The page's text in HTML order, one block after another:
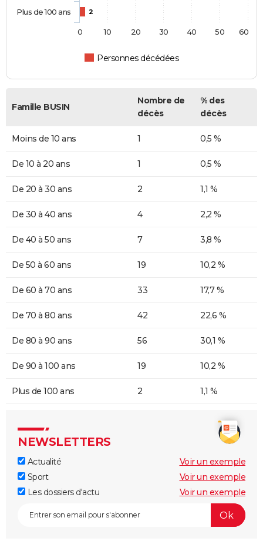
2
Personnes décédées
Plus de 100 ans
0 10 20 30 40 50 60
Famille BUSIN
Nombre de
décès
% des
décès
Moins de 10 ans 1 0,5 %
De 10 à 20 ans 1 0,5 %
De 20 à 30 ans 2 1,1 %
De 30 à 40 ans 4 2,2 %
De 40 à 50 ans 7 3,8 %
De 50 à 60 ans 19 10,2 %
De 60 à 70 ans 33 17,7 %
De 70 à 80 ans 42 22,6 %
De 80 à 90 ans 56 30,1 %
De 90 à 100 ans 19 10,2 %
Plus de 100 ans 2 1,1 %
NEWSLETTERS
Actualité
Voir un exemple
Sport
Voir un exemple
Les dossiers d'actu
Voir un exemple